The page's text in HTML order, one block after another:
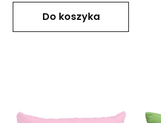
Do koszyka